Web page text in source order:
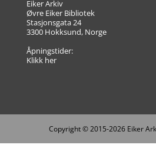
Eiker Arkiv
Øvre Eiker Bibliotek
Stasjonsgata 24
3300 Hokksund, Norge
Åpningstider:
Klikk her
Copyright © 2015-2026 Eiker